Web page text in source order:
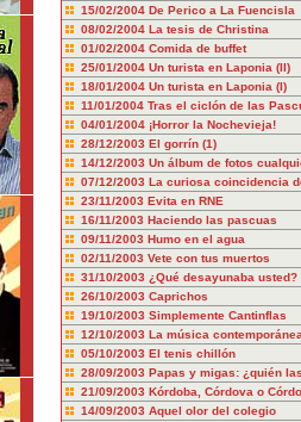
15/02/2004 De Perico a La Fuencisla
08/02/2004 La tesis de Christina
01/02/2004 Comida de buffet
25/01/2004 Un turista en Laponia (II)
18/01/2004 Un turista en Laponia (I)
11/01/2004 Tras el ciclón de las
04/01/2004 ¡Horror la Nochevieja!
28/12/2003 El gorrín (1)
14/12/2003 Un álbum de fotos
07/12/2003 La curiosa coincidencia
23/11/2003 Evita en RNE
16/11/2003 Haciendo las pascuas
09/11/2003 Humo en el agua
02/11/2003 Vete con tus muertos
31/10/2003 ¿Qué desayunaba usted?
26/10/2003 Caprichos
19/10/2003 Simplemente Cantinflas
12/10/2003 La música
05/10/2003 El tenis chillón
28/09/2003 Papas y migas: ¿quién
21/09/2003 Kórdoba, Córdova o
14/09/2003 Aquel olor del colegio